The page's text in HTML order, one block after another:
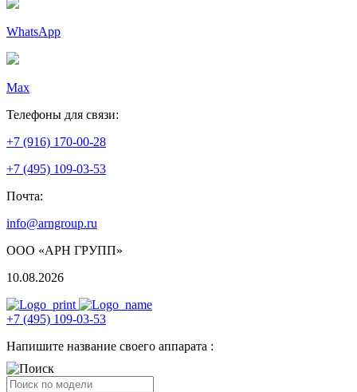
WhatsApp
Max
Телефоны для связи:
+7 (916) 170-00-28
+7 (495) 109-03-53
Почта:
info@arngroup.ru
ООО «АРН ГРУПП»
10.08.2026
+7 (495) 109-03-53
Напишите название своего аппарата :